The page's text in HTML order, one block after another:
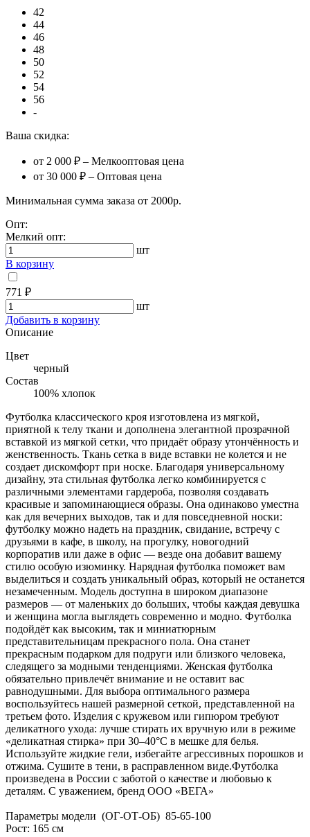
42
44
46
48
50
52
54
56
-
Ваша скидка:
от 2 000 ₽ – Мелкооптовая цена
от 30 000 ₽ – Оптовая цена
Минимальная сумма заказа от 2000р.
Опт:
Мелкий опт:
шт
В корзину
771 ₽
шт
Добавить в корзину
Описание
Цвет
черный
Состав
100% хлопок
Футболка классического кроя изготовлена из мягкой,
приятной к телу ткани и дополнена элегантной прозрачной
вставкой из мягкой сетки, что придаёт образу утончённость и
женственность. Ткань сетка в виде вставки не колется и не
создает дискомфорт при носке. Благодаря универсальному
дизайну, эта стильная футболка легко комбинируется с
различными элементами гардероба, позволяя создавать
красивые и запоминающиеся образы. Она одинаково уместна
как для вечерних выходов, так и для повседневной носки:
футболку можно надеть на праздник, свидание, встречу с
друзьями в кафе, в школу, на прогулку, новогодний
корпоратив или даже в офис — везде она добавит вашему
стилю особую изюминку. Нарядная футболка поможет вам
выделиться и создать уникальный образ, который не останется
незамеченным. Модель доступна в широком диапазоне
размеров — от маленьких до больших, чтобы каждая девушка
и женщина могла выглядеть современно и модно. Футболка
подойдёт как высоким, так и миниатюрным
представительницам прекрасного пола. Она станет
прекрасным подарком для подруги или близкого человека,
следящего за модными тенденциями. Женская футболка
обязательно привлечёт внимание и не оставит вас
равнодушными. Для выбора оптимального размера
воспользуйтесь нашей размерной сеткой, представленной на
третьем фото. Изделия с кружевом или гипюром требуют
деликатного ухода: лучше стирать их вручную или в режиме
«деликатная стирка» при 30–40°C в мешке для белья.
Используйте жидкие гели, избегайте агрессивных порошков и
отжима. Сушите в тени, в расправленном виде.Футболка
произведена в России с заботой о качестве и любовью к
деталям. С уважением, бренд ООО «ВЕГА»
Параметры модели (ОГ-ОТ-ОБ) 85-65-100
Рост: 165 см